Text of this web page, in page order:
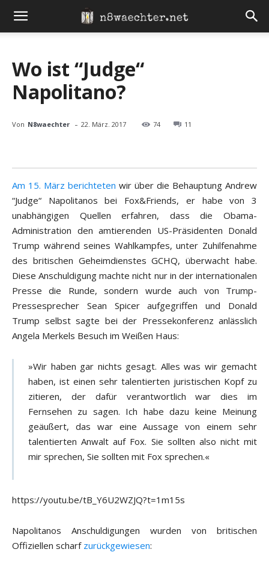
Wo ist “Judge“
Napolitano?
Von N8waechter - 22. März. 2017 74 11
Am 15. März berichteten wir über die Behauptung Andrew
“Judge“ Napolitanos bei Fox&Friends, er habe von 3
unabhängigen Quellen erfahren, dass die Obama-
Administration den amtierenden US-Präsidenten Donald
Trump während seines Wahlkampfes, unter Zuhilfenahme
des britischen Geheimdienstes GCHQ, überwacht habe.
Diese Anschuldigung machte nicht nur in der internationalen
Presse die Runde, sondern wurde auch von Trump-
Pressesprecher Sean Spicer aufgegriffen und Donald
Trump selbst sagte bei der Pressekonferenz anlässlich
Angela Merkels Besuch im Weißen Haus:
»Wir haben gar nichts gesagt. Alles was wir gemacht
haben, ist einen sehr talentierten juristischen Kopf zu
zitieren, der dafür verantwortlich war dies im
Fernsehen zu sagen. Ich habe dazu keine Meinung
geäußert, das war eine Aussage von einem sehr
talentierten Anwalt auf Fox. Sie sollten also nicht mit
mir sprechen, Sie sollten mit Fox sprechen.«
https://youtu.be/tB_Y6U2WZJQ?t=1m15s
Napolitanos Anschuldigungen wurden von britischen
Offiziellen scharf zurückgewiesen: